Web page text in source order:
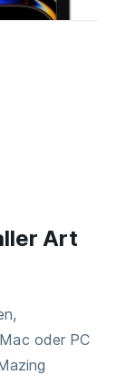
Art
oder PC